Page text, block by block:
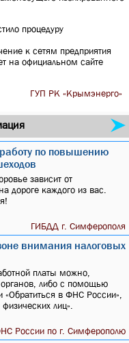
процедуру
к сетям предприятия
на официальном сайте
ГУП РК «Крымэнерго»
по повышению
зависит от
дороге каждого из вас.
ГИБДД г. Симферополя
внимания налоговых
платы можно,
либо с помощью
в ФНС России»,
лиц».
России по г. Симферополю